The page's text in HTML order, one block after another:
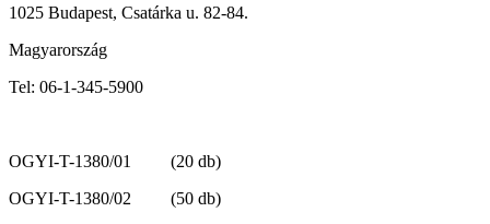
1025 Budapest, Csatárka u. 82-84.
Magyarország
Tel: 06-1-345-5900
OGYI-T-1380/01 (20 db)
OGYI-T-1380/02 (50 db)